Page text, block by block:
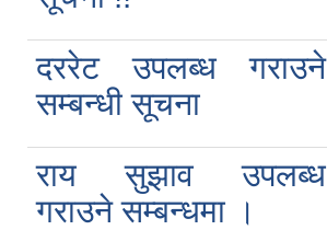
दररेट उपलब्ध गराउने
सम्बन्धी सूचना
राय सुझाव उपलब्ध
गराउने सम्बन्धमा ।